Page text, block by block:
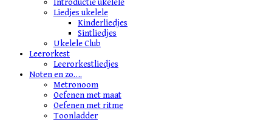
Introductie ukelele
Liedjes ukelele
Kinderliedjes
Sintliedjes
Ukelele Club
Leerorkest
Leerorkestliedjes
Noten en zo….
Metronoom
Oefenen met maat
Oefenen met ritme
Toonladder